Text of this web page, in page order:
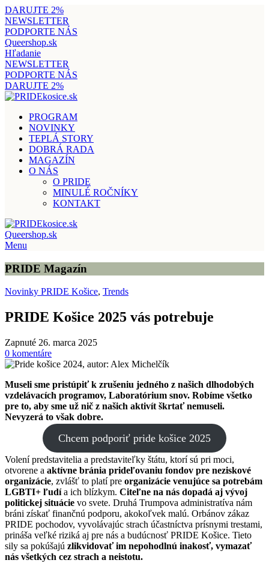
DARUJTE 2%
NEWSLETTER
PODPORTE NÁS
Queershop.sk
Hľadanie
NEWSLETTER
PODPORTE NÁS
DARUJTE 2%
PROGRAM
NOVINKY
TEPLÁ STORY
DOBRÁ RADA
MAGAZÍN
O NÁS
O PRIDE
MINULÉ ROČNÍKY
KONTAKT
Queershop.sk
Menu
PRIDE Magazín
Novinky PRIDE Košice, Trends
PRIDE Košice 2025 vás potrebuje
Zapnuté 26. marca 2025
0 komentáre
Museli sme pristúpiť k zrušeniu jedného z našich dlhodobých
vzdelávacích programov, Laboratórium snov. Robíme všetko
pre to, aby sme už nič z našich aktivít škrtať nemuseli.
Nevyzerá to však dobre.
Chcem podporiť pride košice 2025
Volení predstavitelia a predstaviteľky štátu, ktorí sú pri moci,
otvorene a aktívne bránia prideľovaniu fondov pre neziskové
organizácie, zvlášť to platí pre organizácie venujúce sa potrebám
LGBTI+ ľudía ich blízkym. Citeľne na nás dopadá aj vývoj
politickej situácie vo svete. Druhá Trumpova administratíva nám
bráni získať finančnú podporu, akokoľvek malú. Orbánov zákaz
PRIDE pochodov, vyvolávajúc strach účastníctva prísnymi trestami,
prináša veľké riziká aj pre nás a budúcnosť PRIDE Košice. Tieto
sily sa pokúšajú zlikvidovať im nepohodlnú inakosť, vymazať
nás všetkých cez strach a neistotu.